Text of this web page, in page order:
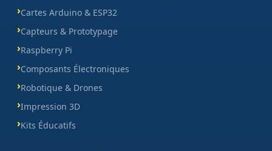
Cartes Arduino & ESP32
Capteurs & Prototypage
Raspberry Pi
Composants Électroniques
Robotique & Drones
Impression 3D
Kits Éducatifs